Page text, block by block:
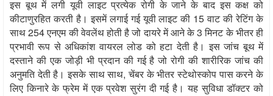
इस बूथ में लगी यूवी लाइट प्रत्येक रोगी के जाने के बाद इस कक्ष को
कीटाणुरहित करती है। इसमें लगाई गई यूवी लाइट की 15 वाट की रेटिंग के
साथ254एनएम की वेवलेंथ होती है जो दायरे में आने के3 मिनट के भीतर ही
प्रभावी रूप से अधिकांश वायरल लोड को हटा देती है। इस जांच बूथ में
दस्ताने की एक जोड़ी भी प्रदान की गई है जो रोगी की शारीरिक जांच की
अनुमति देती है। इसके साथ साथ,चेंबर के भीतर स्टेथोस्कोप पास करने के
लिए किनारे के फ्रेम में एक प्रवेश सुरंग दी गई है। यह सुविधा डॉक्टर को